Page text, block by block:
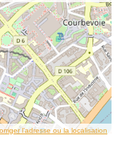
l’adresse ou la localisation